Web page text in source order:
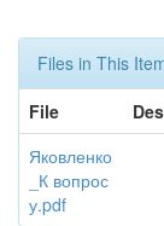
Files in This
File
Яковленко
_К вопрос
у.pdf